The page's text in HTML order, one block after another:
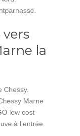
la
Chessy.
Marne
low cost
à l’entrée